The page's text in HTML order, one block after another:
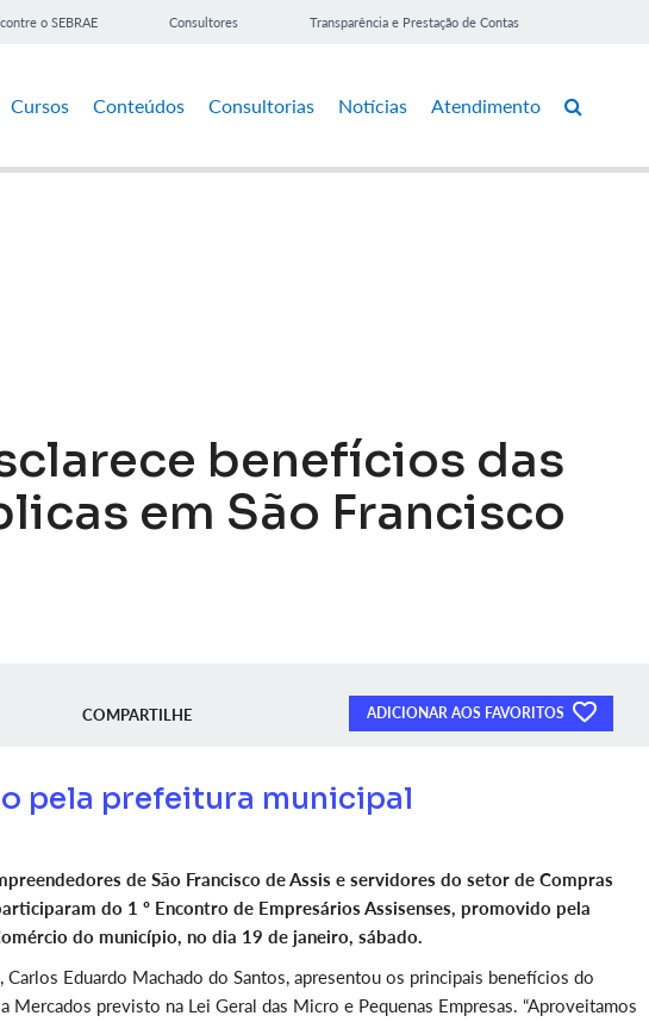
o SEBRAE Consultores Transparência e Prestação de Contas
Cursos Conteúdos Consultorias Notícias Atendimento
benefícios das
em São Francisco
COMPARTILHE ADICIONAR AOS FAVORITOS
pela prefeitura municipal
de São Francisco de Assis e servidores do setor de Compras
do 1 º Encontro de Empresários Assisenses, promovido pela
do município, no dia 19 de janeiro, sábado.
Eduardo Machado do Santos, apresentou os principais benefícios do
Mercados previsto na Lei Geral das Micro e Pequenas Empresas. “Aproveitamos